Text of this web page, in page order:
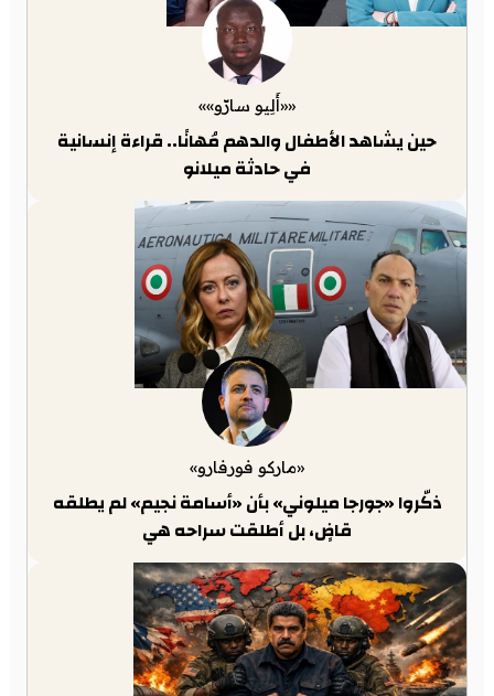
««أَلِيو سارّو»»
حين يشاهد الأطفال والدهم مُهانًا.. قراءة إنسانية
في حادثة ميلانو
«ماركو فورفارو»
ذكّروا «جورجا ميلوني» بأن «أسامة نجيم» لم يطلقه
قاضٍ، بل أطلقت سراحه هي